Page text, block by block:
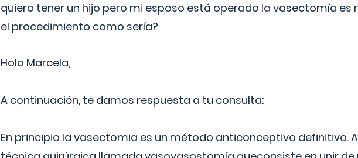
quiero tener un hijo pero mi esposo está operado la vasectomía es
el procedimiento como sería?
Hola Marcela,
A continuación, te damos respuesta a tu consulta:
En principio la vasectomia es un método anticonceptivo definitivo.